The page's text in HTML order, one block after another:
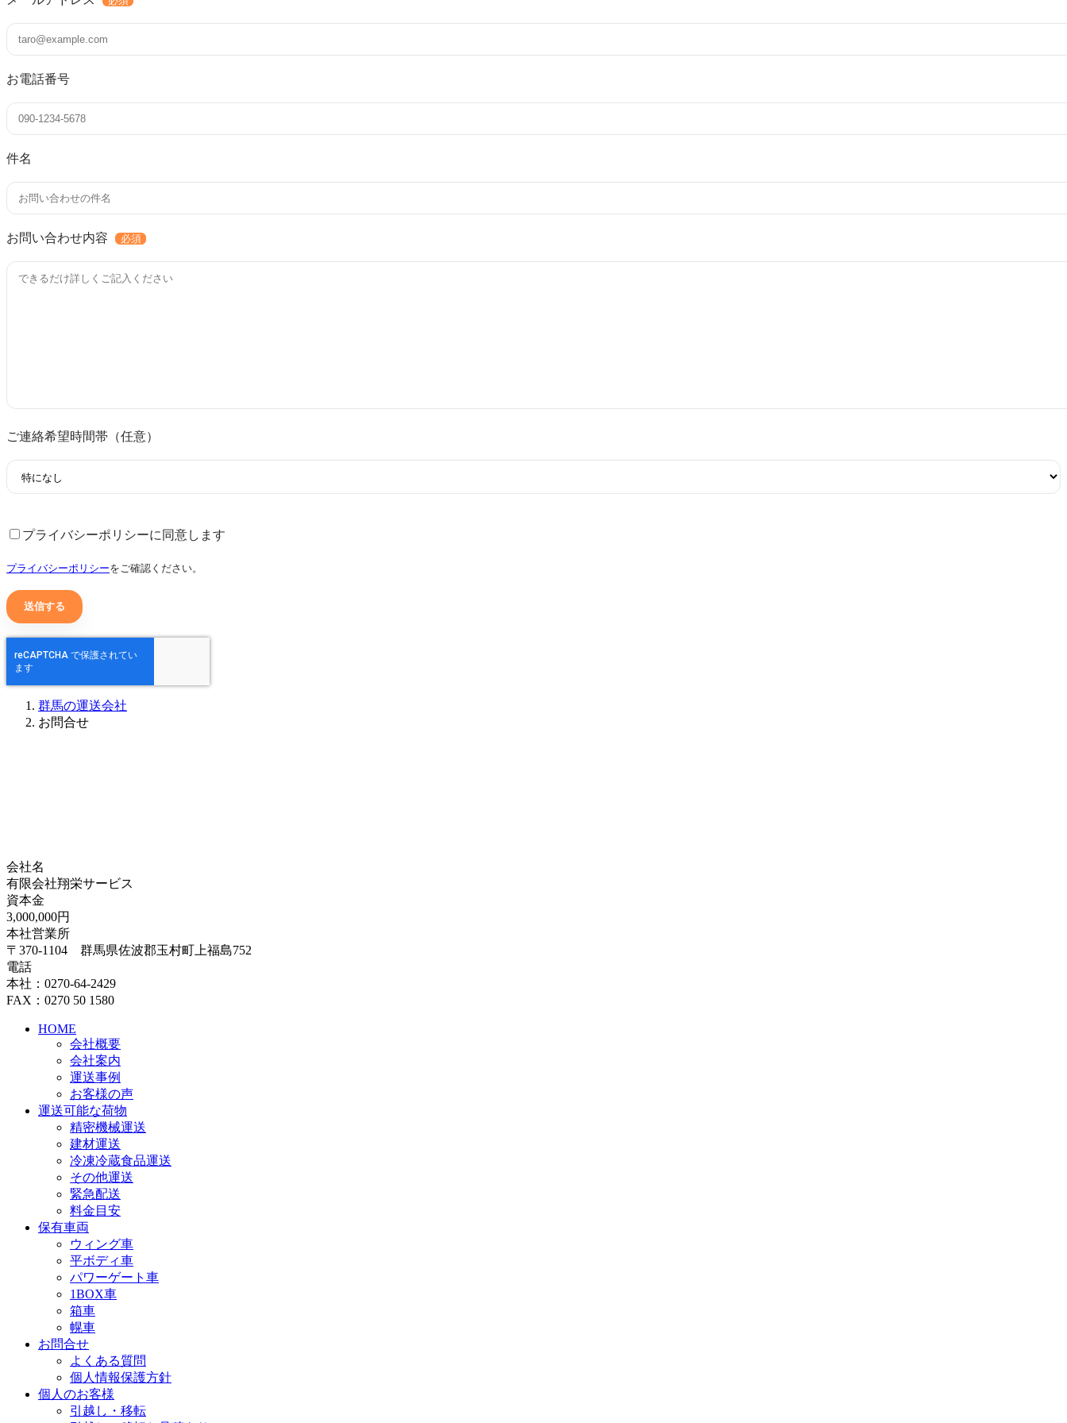
お電話番号
件名
お問い合わせ内容 必須
ご連絡希望時間帯（任意）
プライバシーポリシーに同意します
プライバシーポリシーをご確認ください。
群馬の運送会社
お問合せ
会社名
有限会社翔栄サービス
資本金
3,000,000円
本社営業所
〒370-1104 群馬県佐波郡玉村町上福島752
電話
本社：0270-64-2429
FAX：0270 50 1580
HOME
会社概要
会社案内
運送事例
お客様の声
運送可能な荷物
精密機械運送
建材運送
冷凍冷蔵食品運送
その他運送
緊急配送
料金目安
保有車両
ウィング車
平ボディ車
パワーゲート車
1BOX車
箱車
幌車
お問合せ
よくある質問
個人情報保護方針
個人のお客様
引越し・移転